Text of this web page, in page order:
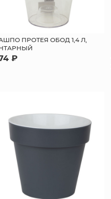
ПРОТЕЯ ОБОД 1,4 Л,
₽